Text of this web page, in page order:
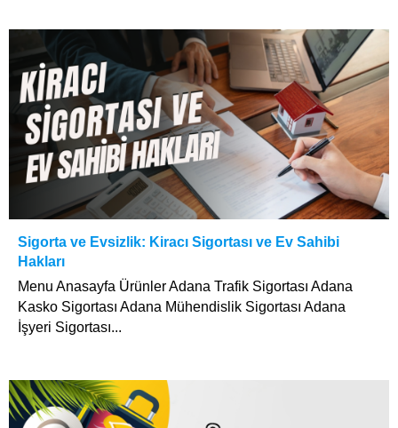
Sigorta ve Evsizlik: Kiracı Sigortası ve Ev Sahibi
Hakları
Menu Anasayfa Ürünler Adana Trafik Sigortası Adana
Kasko Sigortası Adana Mühendislik Sigortası Adana
İşyeri Sigortası...